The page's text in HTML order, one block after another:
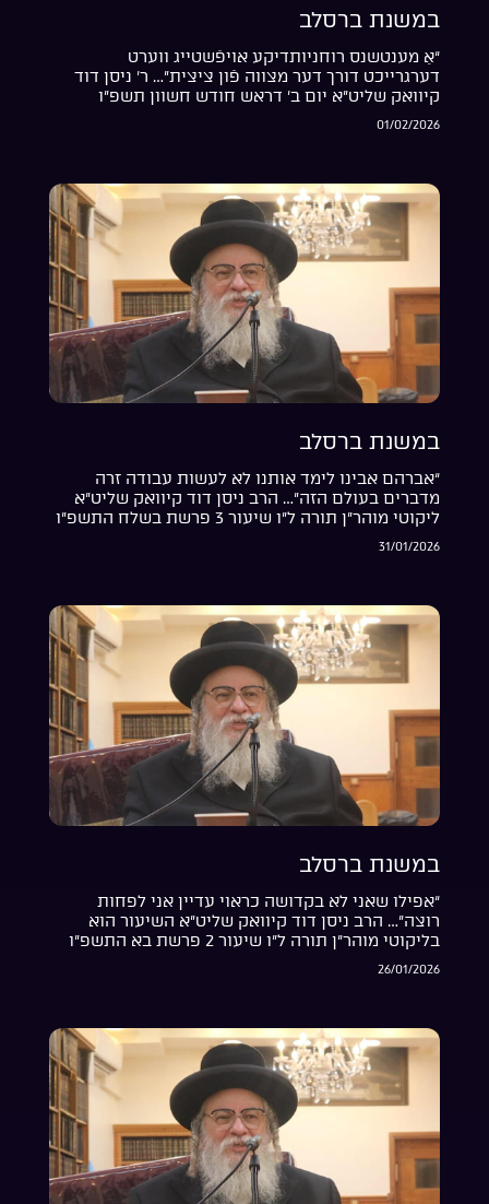
במשנת ברסלב
“אַ מענטשנס רוחניותדיקע אויפֿשטייג ווערט
דערגרייכט דורך דער מצווה פֿון ציצית”… ר’ ניסן דוד
קיוואק שליט”א יום ב’ דראש חודש חשוון תשפ”ו
01/02/2026
במשנת ברסלב
“אברהם אבינו לימד אותנו לא לעשות עבודה זרה
מדברים בעולם הזה”… הרב ניסן דוד קיוואק שליט”א
ליקוטי מוהר”ן תורה ל”ו שיעור 3 פרשת בשלח התשפ”ו
31/01/2026
במשנת ברסלב
“אפילו שאני לא בקדושה כראוי עדיין אני לפחות
רוצה”… הרב ניסן דוד קיוואק שליט”א השיעור הוא
בליקוטי מוהר”ן תורה ל”ו שיעור 2 פרשת בא התשפ”ו
26/01/2026